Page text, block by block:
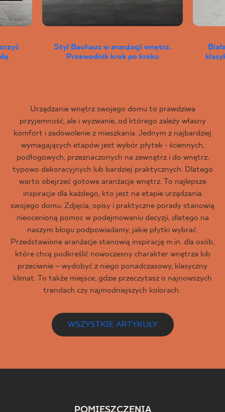
Styl Bauhaus w aranżacji wnętrz.
Przewodnik krok po kroku
Urządzanie wnętrz swojego domu to prawdziwa
przyjemność, ale i wyzwanie, od którego zależy własny
komfort i zadowolenie z mieszkania. Jednym z najbardziej
wymagających etapów jest wybór płytek - ściennych,
podłogowych, przeznaczonych na zewnątrz i do wnętrz,
typowo dekoracyjnych lub bardziej praktycznych. Dlatego
warto obejrzeć gotowe aranżacje wnętrz. To najlepsze
inspiracje dla każdego, kto jest na etapie urządzania
swojego domu. Zdjęcia, opisy i praktyczne porady stanowią
nieocenioną pomoc w podejmowaniu decyzji, dlatego na
naszym blogu podpowiadamy, jakie płytki wybrać.
Przedstawione aranżacje stanowią inspirację m.in. dla osób,
które chcą podkreślić nowoczesny charakter wnętrza lub
przeciwnie – wydobyć z niego ponadczasowy, klasyczny
klimat. To także miejsce, gdzie przeczytasz o najnowszych
trendach czy najmodniejszych kolorach.
WSZYSTKIE ARTYKUŁY